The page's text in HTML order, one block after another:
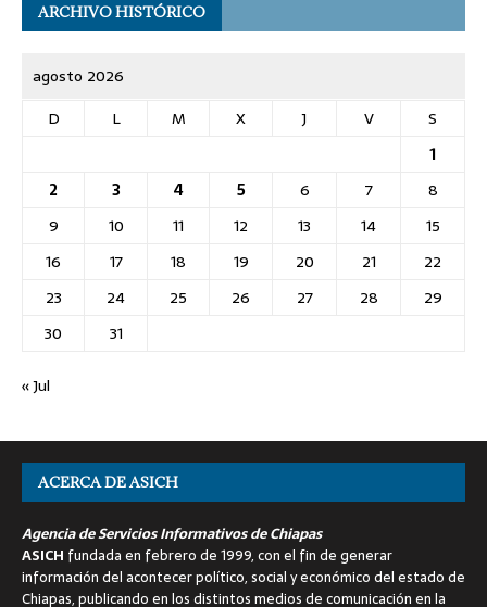
ARCHIVO HISTÓRICO
agosto 2026
D
L M X J V
S
1
2
3 4 5 6 7
8
9
10 11 12 13 14
15
16
17 18 19 20 21
22
23
24 25 26 27 28
29
30
31
« Jul
ACERCA DE ASICH
Agencia de Servicios Informativos de Chiapas
ASICH fundada en febrero de 1999, con el fin de generar
información del acontecer político, social y económico del estado de
Chiapas, publicando en los distintos medios de comunicación en la